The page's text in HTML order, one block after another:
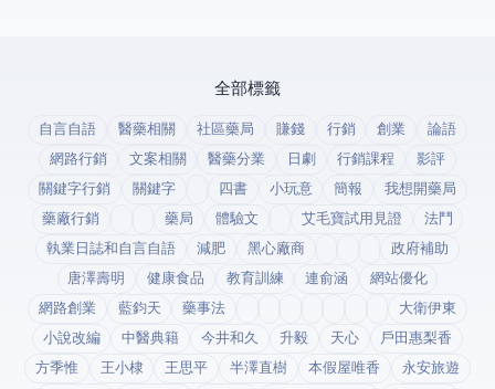
全部標籤
自言自語 醫藥相關 社區藥局 賺錢 行銷 創業
論語
網路行銷
文案相關 醫藥分業 日劇 行銷課程
影評
關鍵字行銷
關鍵字 四書 小玩意 簡報
我想開藥局
藥廠行銷
藥局 體驗文 艾毛寶試用見證
法鬥
執業日誌和自言自語
減肥 黑心廠商
政府補助
唐澤壽明
健康食品 教育訓練 連俞涵
網站優化
網路創業
藍鈞天 藥事法
大衛伊東
小說改編
中醫典籍 今井和久 升毅 天心
戶田惠梨香
方季惟
王小棣 王思平 半澤直樹 本假屋唯香
永安旅遊